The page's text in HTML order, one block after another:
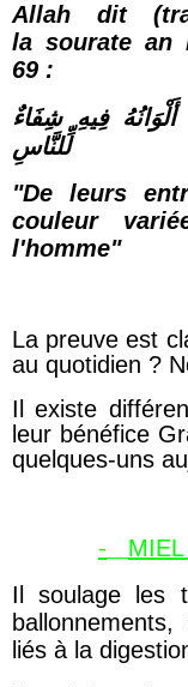
Allah dit
la sourate an
69 :
فِيهِ شِفَاءٌ
لِّلنَّاسِ
"De leurs
couleur
l'homme"
La preuve est
au quotidien ?
Il existe
leur bénéfice
quelques-uns
-
MIEL
Il soulage les
liés à la